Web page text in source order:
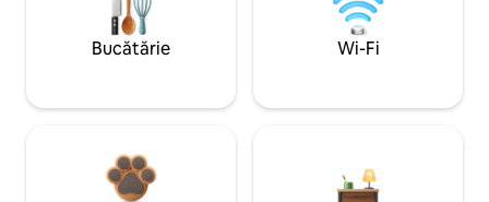
Bucătărie Wi-Fi